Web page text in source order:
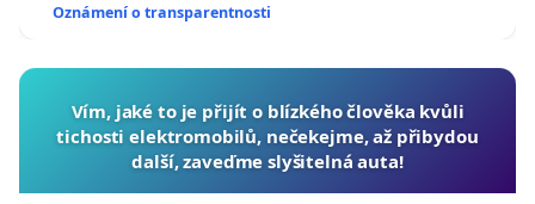
Oznámení o transparentnosti
Vím, jaké to je přijít o blízkého člověka kvůli
tichosti elektromobilů, nečekejme, až přibydou
další, zaveďme slyšitelná auta!